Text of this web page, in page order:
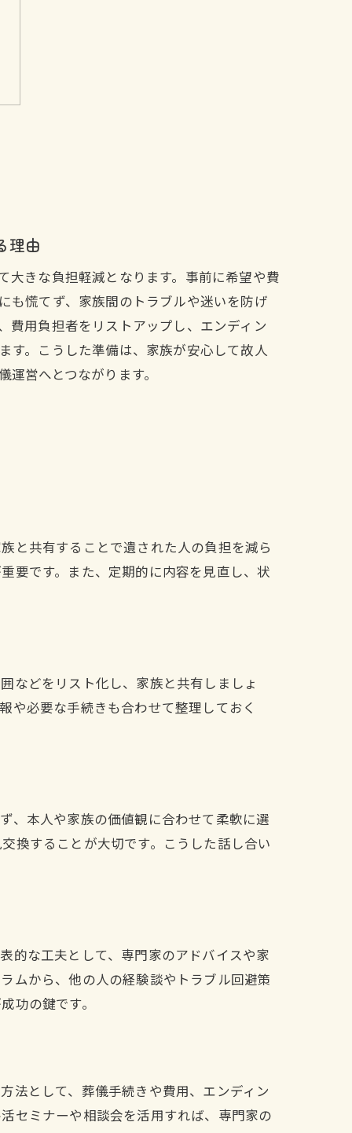
理由
大きな負担軽減となります。事前に希望や費
も慌てず、家族間のトラブルや迷いを防げ
費用負担者をリストアップし、エンディン
す。こうした準備は、家族が安心して故人
営へとつながります。
と共有することで遺された人の負担を減ら
要です。また、定期的に内容を見直し、状
などをリスト化し、家族と共有しましょ
や必要な手続きも合わせて整理しておく
、本人や家族の価値観に合わせて柔軟に選
換することが大切です。こうした話し合い
的な工夫として、専門家のアドバイスや家
ムから、他の人の経験談やトラブル回避策
功の鍵です。
法として、葬儀手続きや費用、エンディン
セミナーや相談会を活用すれば、専門家の